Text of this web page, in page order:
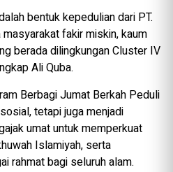
bentuk kepedulian dari PT.
fakir miskin, kaum
berada dilingkungan Cluster IV
Ali Quba.
Berbagi Jumat Berkah Peduli
tetapi juga menjadi
umat untuk memperkuat
Islamiyah, serta
rahmat bagi seluruh alam.